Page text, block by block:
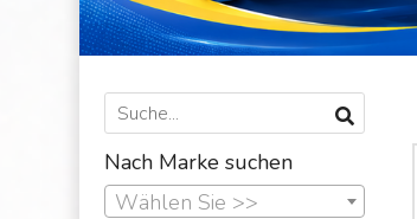
Nach Marke suchen
Wählen Sie >>